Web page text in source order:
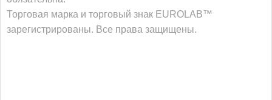
Торговая марка и торговый знак EUROLAB™
зарегистрированы. Все права защищены.